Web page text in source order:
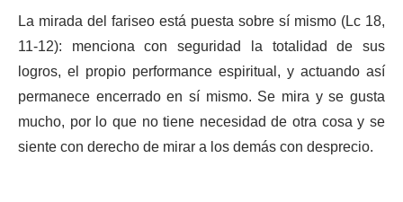
La mirada del fariseo está puesta sobre sí mismo (Lc 18,
11-12): menciona con seguridad la totalidad de sus
logros, el propio performance espiritual, y actuando así
permanece encerrado en sí mismo. Se mira y se gusta
mucho, por lo que no tiene necesidad de otra cosa y se
siente con derecho de mirar a los demás con desprecio.